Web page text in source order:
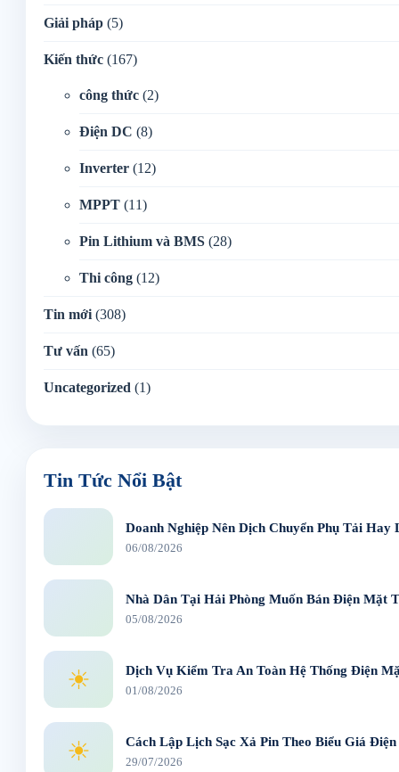
Giải pháp (5)
Kiến thức (167)
công thức (2)
Điện DC (8)
Inverter (12)
MPPT (11)
Pin Lithium và BMS (28)
Thi công (12)
Tin mới (308)
Tư vấn (65)
Uncategorized (1)
Tin Tức Nổi Bật
Doanh Nghiệp Nên Dịch Chuyển Phụ Tải
06/08/2026
Nhà Dân Tại Hải Phòng Muốn Bán Điện Mặt
05/08/2026
☀ Dịch Vụ Kiểm Tra An Toàn Hệ Thống Điện
01/08/2026
☀ Cách Lập Lịch Sạc Xả Pin Theo Biểu Giá
29/07/2026